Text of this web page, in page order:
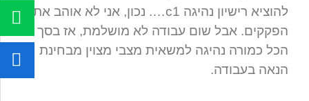
להוציא רישיון נהיגה c1…. נכון, אני לא אוהב את
הפקקים. אבל שום עבודה לא מושלמת, אז בסך
הכל כמורה נהיגה למשאית מצבי מצוין מבחינת
הנאה בעבודה.